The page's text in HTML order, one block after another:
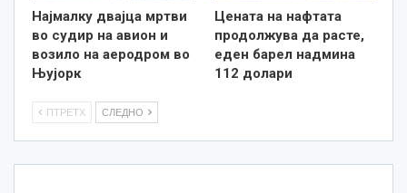
Најмалку двајца мртви
во судир на авион и
возило на аеродром во
Њујорк
Цената на нафтата
продолжува да расте,
еден барел надмина
112 долари
ПТРЕТХ СЛЕДНО